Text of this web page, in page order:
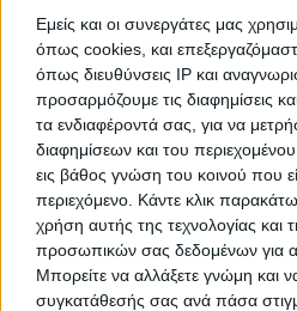
Εμείς και οι συνεργάτες μας
όπως cookies, και
όπως διευθύνσεις IP και
προσαρμόζουμε τις διαφημίσεις
τα ενδιαφέροντά σας, για να
διαφημίσεων και του
εις βάθος γνώση του κοινού που
περιεχόμενο. Κάντε κλικ
χρήση αυτής της τεχνολογίας και
προσωπικών σας δεδομένων για
Μπορείτε να αλλάξετε γνώμη και
συγκατάθεσής σας ανά πάσα
Τεχνικός έλεγχος
εμπορικής αξίας
Θέλεις Τραπεζική
Ζητήστε χρηματοδότηση
συγκεκριμένου ακινήτου
Προτεινόμενα Ακίνητα